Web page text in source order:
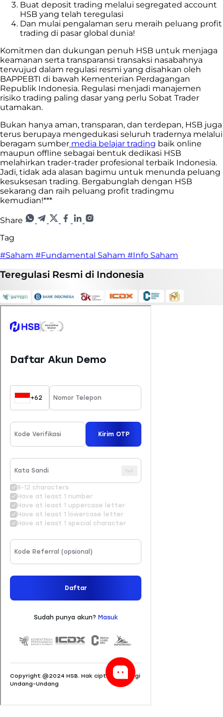
Buat deposit trading melalui segregated account
HSB yang telah teregulasi
Dan mulai pengalaman seru meraih peluang profit
trading di pasar global dunia!
Komitmen dan dukungan penuh HSB untuk menjaga
keamanan serta transparansi transaksi nasabahnya
terwujud dalam regulasi resmi yang disahkan oleh
BAPPEBTI di bawah Kementerian Perdagangan
Republik Indonesia. Regulasi menjadi manajemen
risiko trading paling dasar yang perlu Sobat Trader
utamakan.
Bukan hanya aman, transparan, dan terdepan, HSB juga
terus berupaya mengedukasi seluruh tradernya melalui
beragam sumber media belajar trading baik online
maupun offline sebagai bentuk dedikasi HSB
melahirkan trader-trader profesional terbaik Indonesia.
Jadi, tidak ada alasan bagimu untuk menunda peluang
kesuksesan trading. Bergabunglah dengan HSB
sekarang dan raih peluang profit tradingmu
kemudian!***
Share
Tag
#Saham #Fundamental Saham #Info Saham
Teregulasi Resmi di Indonesia